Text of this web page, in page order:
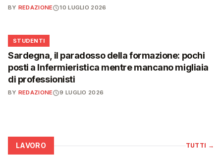
BY REDAZIONE 10 LUGLIO 2026
🎓
STUDENTI
Sardegna, il paradosso della formazione: pochi
posti a Infermieristica mentre mancano migliaia
di professionisti
BY REDAZIONE 9 LUGLIO 2026
LAVORO TUTTI →